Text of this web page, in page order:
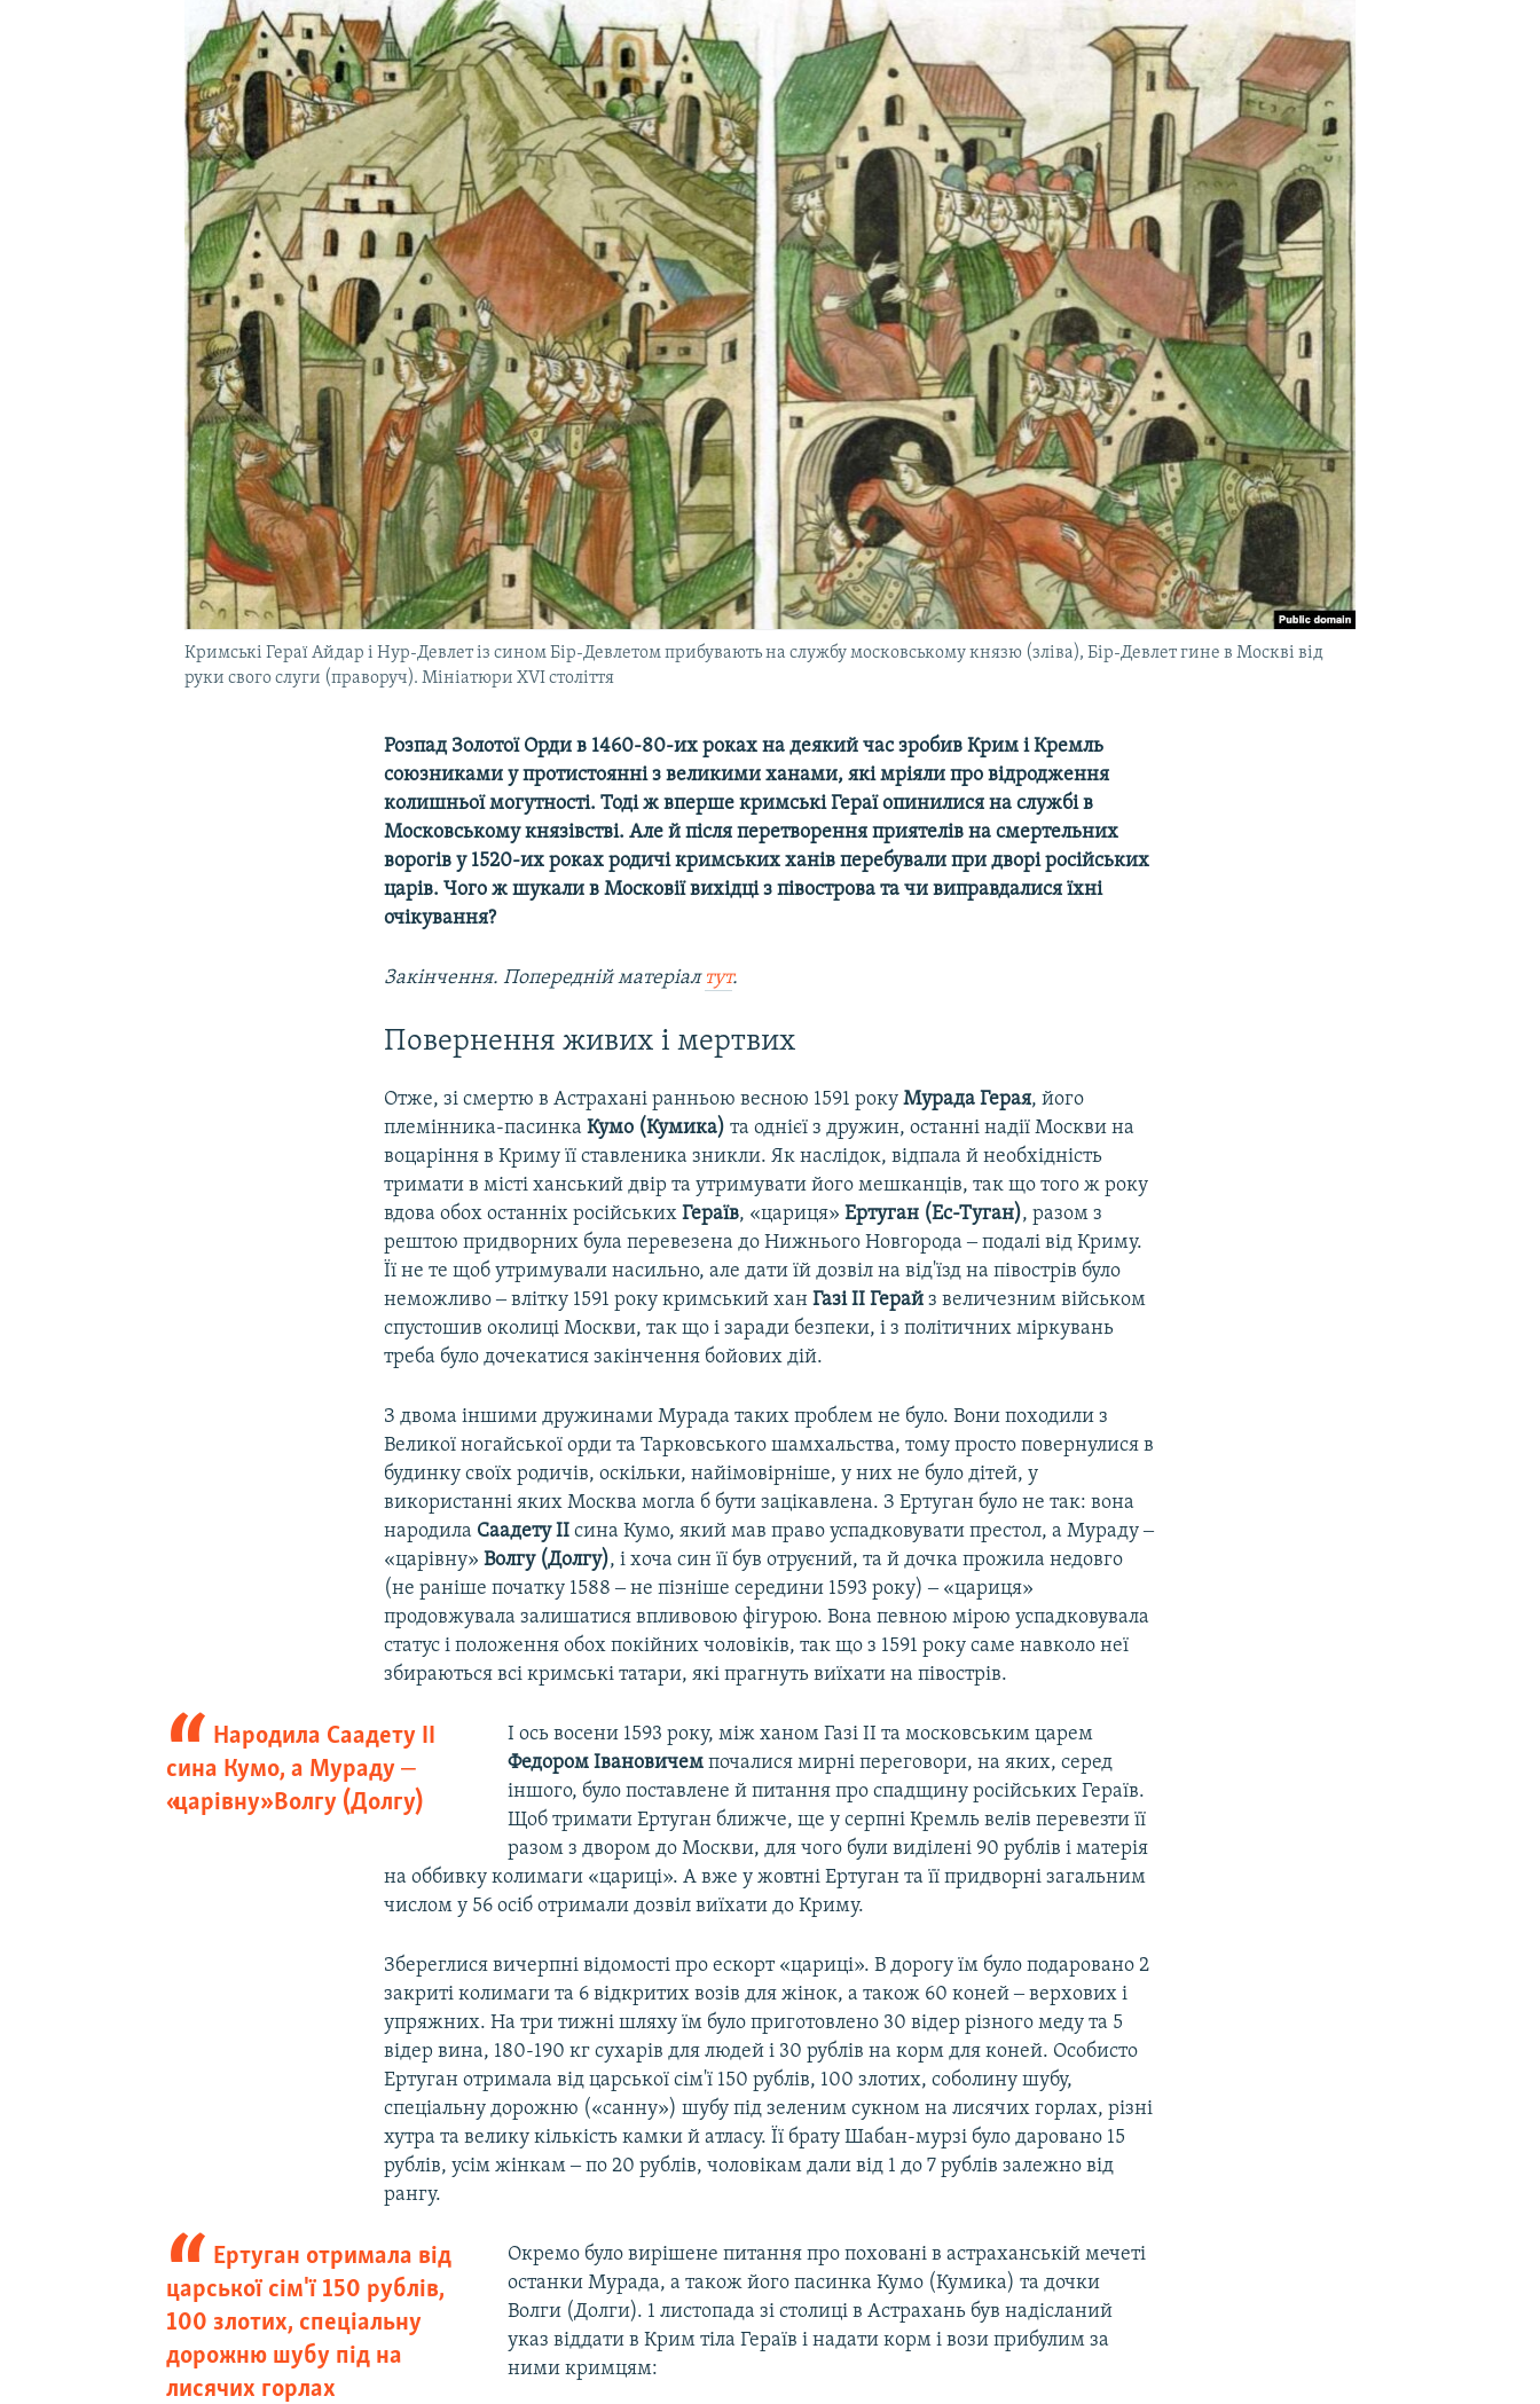
УКРАЇНСЬКА ПРОБЛЕМА КРИМУ
Кримські Гераї Айдар і Нур-Девлет із сином Бір-Девлетом прибувають на службу московському князю (зліва), Бір-Девлет гине в Москві від
руки свого слуги (праворуч). Мініатюри XVI століття
Розпад Золотої Орди в 1460-80-их роках на деякий час зробив Крим і Кремль
союзниками у протистоянні з великими ханами, які мріяли про відродження
колишньої могутності. Тоді ж вперше кримські Гераї опинилися на службі в
Московському князівстві. Але й після перетворення приятелів на смертельних
ворогів у 1520-их роках родичі кримських ханів перебували при дворі російських
царів. Чого ж шукали в Московії вихідці з півострова та чи виправдалися їхні
очікування?
Закінчення. Попередній матеріал тут.
Повернення живих і мертвих
Отже, зі смертю в Астрахані ранньою весною 1591 рокуМурада Герая, його
племінника-пасинкаКумо (Кумика) та однієї з дружин, останні надії Москви на
воцаріння в Криму її ставленика зникли. Як наслідок, відпала й необхідність
тримати в місті ханський двір та утримувати його мешканців, так що того ж року
вдова обох останніх російськихГераїв, «цариця»Ертуган (Ес-Туган), разом з
рештою придворних була перевезена до Нижнього Новгорода ‒ подалі від Криму.
Її не те щоб утримували насильно, але дати їй дозвіл на від'їзд на півострів було
неможливо ‒ влітку 1591 року кримський ханГазі ІІ Герай з величезним військом
спустошив околиці Москви, так що і заради безпеки, і з політичних міркувань
треба було дочекатися закінчення бойових дій.
З двома іншими дружинами Мурада таких проблем не було. Вони походили з
Великої ногайської орди та Тарковського шамхальства, тому просто повернулися в
будинку своїх родичів, оскільки, найімовірніше, у них не було дітей, у
використанні яких Москва могла б бути зацікавлена. З Ертуган було не так: вона
народила Саадету ІІ сина Кумо, який мав право успадковувати престол, а Мураду ‒
«царівну»Волгу (Долгу), і хоча син її був отруєний, та й дочка прожила недовго
(не раніше початку 1588 ‒ не пізніше середини 1593 року) ‒ «цариця»
продовжувала залишатися впливовою фігурою. Вона певною мірою успадковувала
статус і положення обох покійних чоловіків, так що з 1591 року саме навколо неї
збираються всі кримські татари, які прагнуть виїхати на півострів.
Народила Саадету ІІ
сина Кумо, а Мураду ‒
«царівну» Волгу (Долгу)
І ось восени 1593 року, між ханом Газі ІІ та московським царем
Федором Івановичемпочалися мирні переговори, на яких, серед
іншого, було поставлене й питання про спадщину російських Гераїв.
Щоб тримати Ертуган ближче, ще у серпні Кремль велів перевезти її
разом з двором до Москви, для чого були виділені 90 рублів і матерія
на оббивку колимаги «цариці». А вже у жовтні Ертуган та її придворні загальним
числом у 56 осіб отримали дозвіл виїхати до Криму.
Збереглися вичерпні відомості про ескорт «цариці». В дорогу їм було подаровано 2
закриті колимаги та 6 відкритих возів для жінок, а також 60 коней ‒ верхових і
упряжних. На три тижні шляху їм було приготовлено 30 відер різного меду та 5
відер вина, 180-190 кг сухарів для людей і 30 рублів на корм для коней. Особисто
Ертуган отримала від царської сім'ї 150 рублів, 100 злотих, соболину шубу,
спеціальну дорожню («санну») шубу під зеленим сукном на лисячих горлах, різні
хутра та велику кількість камки й атласу. Її брату Шабан-мурзі було даровано 15
рублів, усім жінкам ‒ по 20 рублів, чоловікам дали від 1 до 7 рублів залежно від
рангу.
Ертуган отримала від
царської сім'ї 150 рублів,
100 злотих, спеціальну
дорожню шубу під на
лисячих горлах
Окремо було вирішене питання про поховані в астраханській мечеті
останки Мурада, а також його пасинка Кумо (Кумика) та дочки
Волги (Долги). 1 листопада зі столиці в Астрахань був надісланий
указ віддати в Крим тіла Гераїв і надати корм і вози прибулим за
ними кримцям: